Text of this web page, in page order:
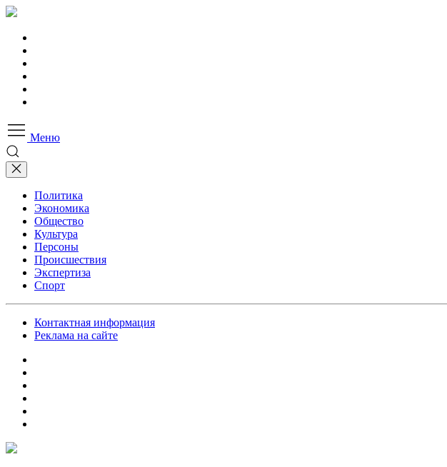
Меню
Политика
Экономика
Общество
Культура
Персоны
Происшествия
Экспертиза
Спорт
Контактная информация
Реклама на сайте